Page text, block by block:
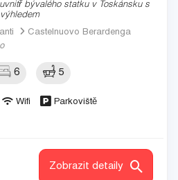
bývalého statku v Toskánsku s
Castelnuovo Berardenga
6 5
Wifi
Parkoviště
Zobrazit detaily